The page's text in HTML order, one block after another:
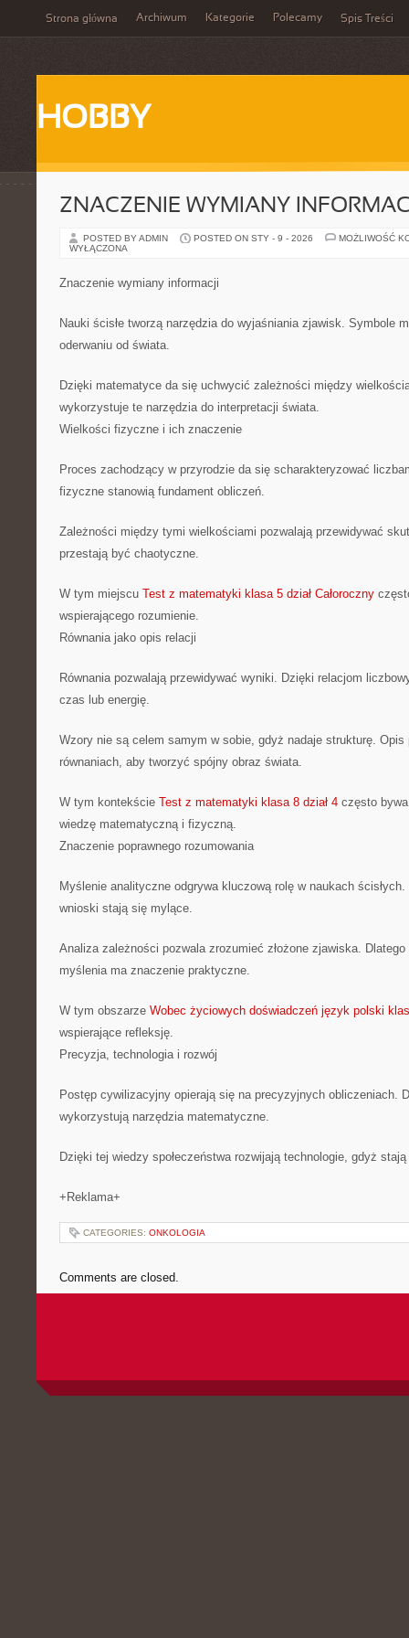
Strona główna Archiwum Kategorie Polecamy Spis Treści
HOBBY
ZNACZENIE WYMIANY
POSTED BY ADMIN POSTED ON STY - 9 - 2026
MOŻLIWOŚĆ
WYŁĄCZONA
Znaczenie wymiany informacji
Nauki ścisłe tworzą narzędzia do wyjaśniania zjawisk. Symbole
oderwaniu od świata.
Dzięki matematyce da się uchwycić zależności między
wykorzystuje te narzędzia do interpretacji świata.
Wielkości fizyczne i ich znaczenie
Proces zachodzący w przyrodzie da się scharakteryzować
fizyczne stanowią fundament obliczeń.
Zależności między tymi wielkościami pozwalają przewidywać
przestają być chaotyczne.
W tym miejscu Test z matematyki klasa 5 dział Całoroczny
wspierającego rozumienie.
Równania jako opis relacji
Równania pozwalają przewidywać wyniki. Dzięki relacjom
czas lub energię.
Wzory nie są celem samym w sobie, gdyż nadaje strukturę. Opis
równaniach, aby tworzyć spójny obraz świata.
W tym kontekście Test z matematyki klasa 8 dział 4 często
wiedzę matematyczną i fizyczną.
Znaczenie poprawnego rozumowania
Myślenie analityczne odgrywa kluczową rolę w naukach
wnioski stają się mylące.
Analiza zależności pozwala zrozumieć złożone zjawiska.
myślenia ma znaczenie praktyczne.
W tym obszarze Wobec życiowych doświadczeń język polski
wspierające refleksję.
Precyzja, technologia i rozwój
Postęp cywilizacyjny opierają się na precyzyjnych obliczeniach.
wykorzystują narzędzia matematyczne.
Dzięki tej wiedzy społeczeństwa rozwijają technologie, gdyż
+Reklama+
CATEGORIES: ONKOLOGIA
Comments are closed.